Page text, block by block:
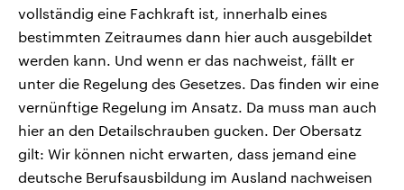
vollständig eine Fachkraft ist, innerhalb eines
bestimmten Zeitraumes dann hier auch ausgebildet
werden kann. Und wenn er das nachweist, fällt er
unter die Regelung des Gesetzes. Das finden wir eine
vernünftige Regelung im Ansatz. Da muss man auch
hier an den Detailschrauben gucken. Der Obersatz
gilt: Wir können nicht erwarten, dass jemand eine
deutsche Berufsausbildung im Ausland nachweisen